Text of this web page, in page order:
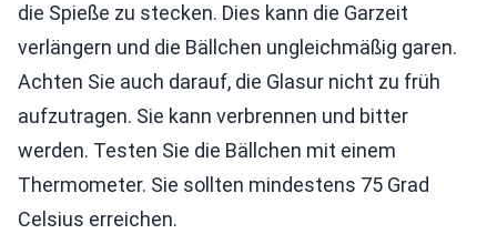
die Spieße zu stecken. Dies kann die Garzeit
verlängern und die Bällchen ungleichmäßig garen.
Achten Sie auch darauf, die Glasur nicht zu früh
aufzutragen. Sie kann verbrennen und bitter
werden. Testen Sie die Bällchen mit einem
Thermometer. Sie sollten mindestens 75 Grad
Celsius erreichen.